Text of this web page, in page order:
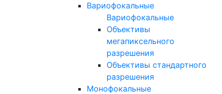
Вариофокальные
Вариофокальные
Объективы
мегапиксельного
разрешения
Объективы стандартного
разрешения
Монофокальные